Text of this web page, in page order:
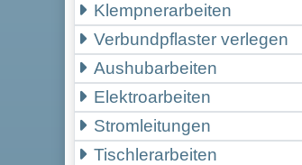
Klempnerarbeiten
Verbundpflaster verlegen
Aushubarbeiten
Elektroarbeiten
Stromleitungen
Tischlerarbeiten